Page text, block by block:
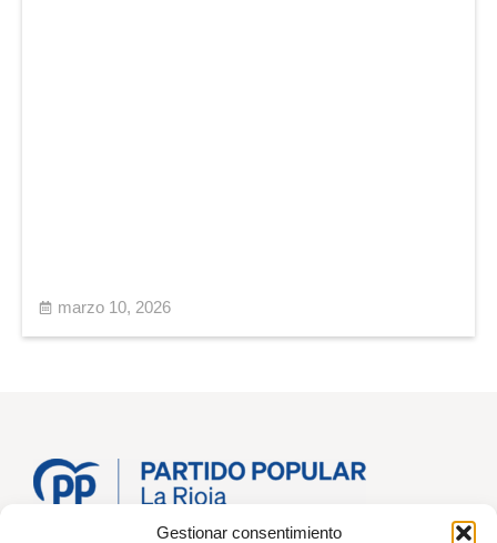
Gestionar consentimiento
marzo 10, 2026
C/ Duquesa de la Victoria 3, 26001